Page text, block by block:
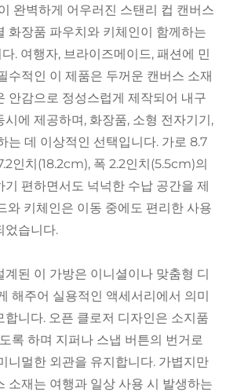
완벽하게 어우러진 스탠리 컵 캔버스
화장품 파우치와 키체인이 함께하는
. 여행자, 브라이즈메이드, 패션에 민
수적인 이 제품은 두꺼운 캔버스 소재
안감으로 정성스럽게 제작되어 내구
에 제공하며, 화장품, 소형 전자기기,
는 데 이상적인 선택입니다. 가로 8.7
인치(18.2cm), 폭 2.2인치(5.5cm)의
기 편하면서도 넉넉한 수납 공간을 제
와 키체인은 이동 중에도 편리한 사용
었습니다.
계된 이 가방은 이니셜이나 맞춤형 디
해주어 실용적인 액세서리에서 의미
합니다. 오픈 클로저 디자인은 소지품
록 하며 지퍼나 스냅 버튼의 번거로
니멀한 외관을 유지합니다. 가볍지만
소재는 여행과 일상 사용 시 발생하는